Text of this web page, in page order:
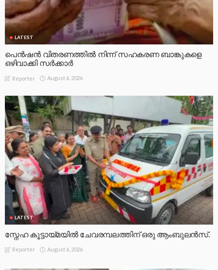
LATEST
പെൻഷൻ വിതരണത്തിൽ നിന്ന് സഹകരണ ബാങ്കുകളെ
ഒഴിവാക്കി സർക്കാർ
Reporter August 6, 2026
LATEST
സ്നേഹ കൂട്ടായ്മയിൽ ചേവരമ്പലത്തിന് ഒരു ആംബുലൻസ്.
Reporter August 6, 2026